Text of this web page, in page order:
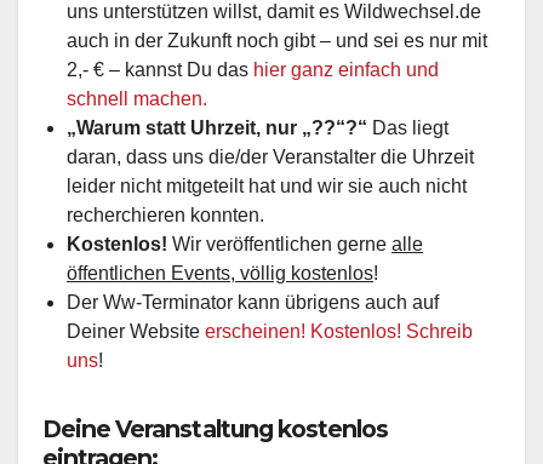
uns unterstützen willst, damit es Wildwechsel.de
auch in der Zukunft noch gibt – und sei es nur mit
2,- € – kannst Du das hier ganz einfach und
schnell machen.
„Warum statt Uhrzeit, nur „??“?“ Das liegt
daran, dass uns die/der Veranstalter die Uhrzeit
leider nicht mitgeteilt hat und wir sie auch nicht
recherchieren konnten.
Kostenlos! Wir veröffentlichen gerne alle
öffentlichen Events, völlig kostenlos!
Der Ww-Terminator kann übrigens auch auf
Deiner Website erscheinen! Kostenlos! Schreib
uns!
Deine Veranstaltung kostenlos